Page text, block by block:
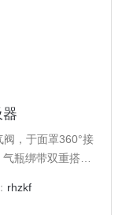
； 减压系
rhzkf